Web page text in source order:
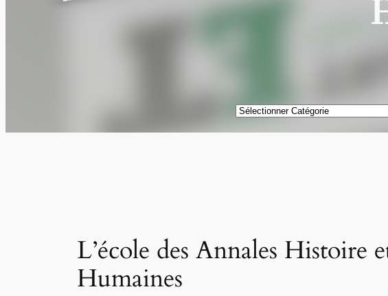
Catégories
L’école des Annales Histoire
Humaines